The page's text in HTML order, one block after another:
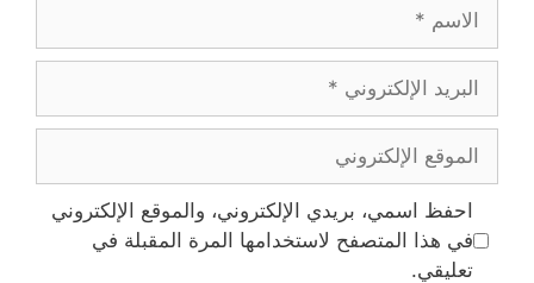
الإلكتروني
الإلكتروني
احفظ اسمي، بريدي الإلكتروني، والموقع الإلكتروني
في هذا المتصفح لاستخدامها المرة المقبلة في
تعليقي.